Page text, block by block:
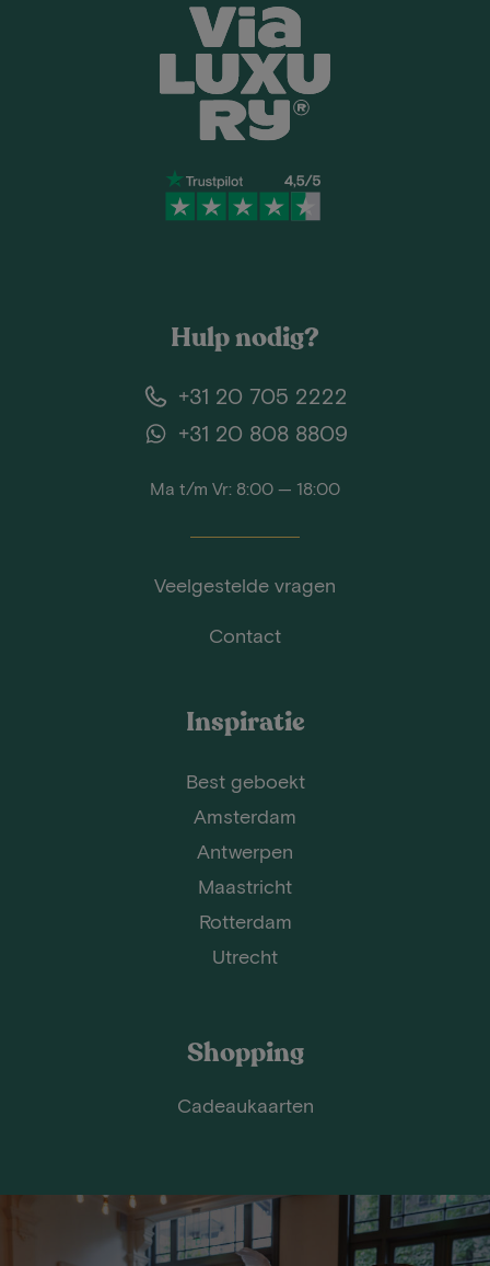
Hulp nodig?
+31 20 705 2222
+31 20 808 8809
Ma t/m Vr: 8:00 — 18:00
Veelgestelde vragen
Contact
Inspiratie
Best geboekt
Amsterdam
Antwerpen
Maastricht
Rotterdam
Utrecht
Shopping
Cadeaukaarten